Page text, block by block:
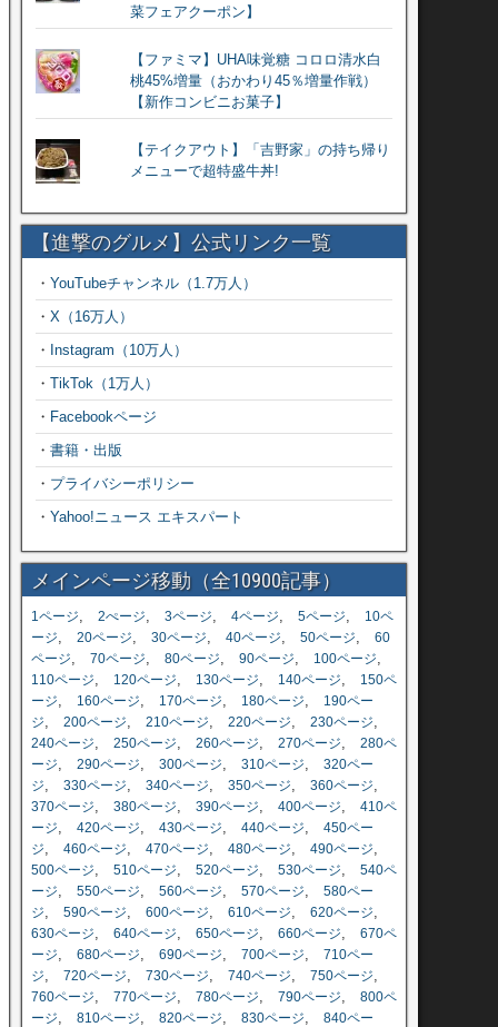
菜フェアクーポン】
【ファミマ】UHA味覚糖 コロロ清水白
桃45%増量（おかわり45％増量作戦）
【新作コンビニお菓子】
【テイクアウト】「吉野家」の持ち帰り
メニューで超特盛牛丼!
【進撃のグルメ】公式リンク一覧
・ YouTubeチャンネル（1.7万人）
・ X（16万人）
・ Instagram（10万人）
・ TikTok（1万人）
・ Facebookページ
・ 書籍・出版
・ プライバシーポリシー
・ Yahoo!ニュース エキスパート
メインページ移動（全10900記事）
1ページ, 2ぺージ, 3ページ, 4ページ, 5ページ,
10ペ
ージ, 20ページ, 30ページ, 40ページ, 50ページ, 60
ページ, 70ページ, 80ページ, 90ページ, 100ページ,
110ページ, 120ページ, 130ページ, 140ページ,
150ペ
ージ, 160ページ, 170ページ, 180ページ,
190ペー
ジ, 200ページ, 210ページ, 220ページ, 230ページ,
240ページ, 250ページ, 260ページ, 270ページ, 280ペ
ージ, 290ページ, 300ページ, 310ページ, 320ペー
ジ, 330ページ, 340ページ, 350ページ, 360ページ,
370ページ, 380ページ, 390ページ, 400ページ, 410ペ
ージ, 420ページ, 430ページ, 440ページ, 450ペー
ジ, 460ページ, 470ページ, 480ページ, 490ページ,
500ページ, 510ページ, 520ページ, 530ページ, 540ペ
ージ, 550ページ, 560ページ, 570ページ, 580ペー
ジ, 590ページ, 600ページ, 610ページ, 620ページ,
630ページ, 640ページ, 650ページ, 660ページ, 670ペ
ージ, 680ページ, 690ページ, 700ページ, 710ペー
ジ, 720ページ, 730ページ, 740ページ, 750ページ,
760ページ, 770ページ, 780ページ, 790ページ, 800ペ
ージ, 810ページ, 820ページ, 830ページ, 840ペー